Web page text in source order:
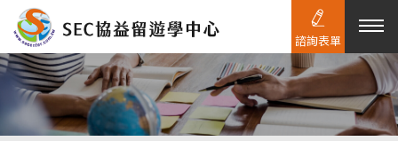
熱門搜尋：
諮詢表單